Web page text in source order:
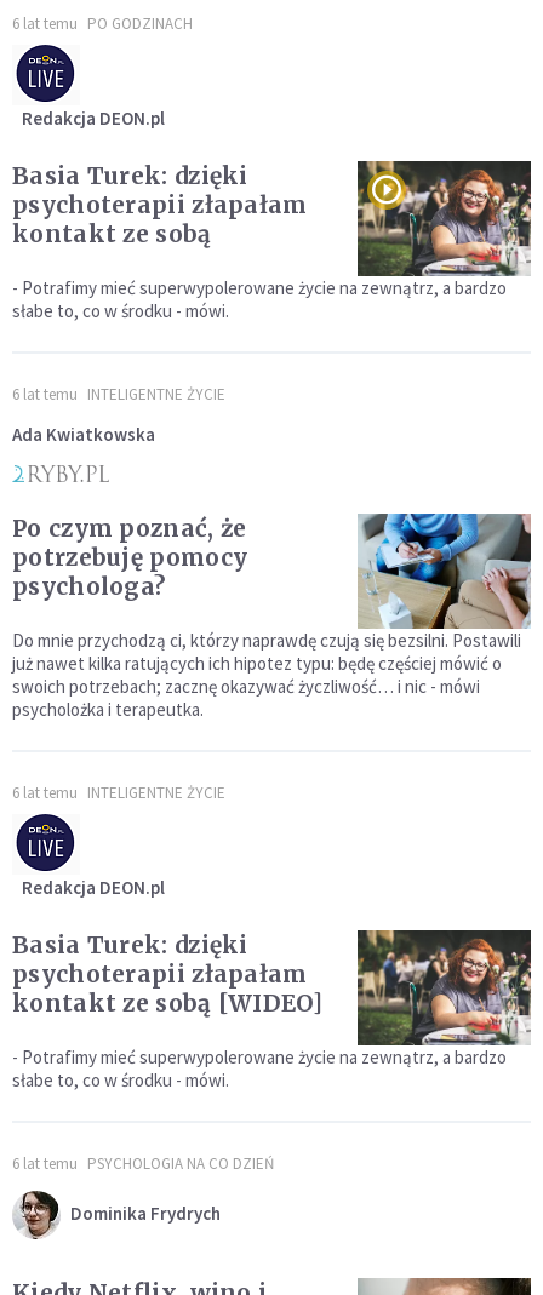
6 lat temu PO GODZINACH
Redakcja DEON.pl
Basia Turek: dzięki
psychoterapii złapałam
kontakt ze sobą
- Potrafimy mieć superwypolerowane życie na zewnątrz, a bardzo
słabe to, co w środku - mówi.
6 lat temu INTELIGENTNE ŻYCIE
Ada Kwiatkowska
Po czym poznać, że
potrzebuję pomocy
psychologa?
Do mnie przychodzą ci, którzy naprawdę czują się bezsilni. Postawili
już nawet kilka ratujących ich hipotez typu: będę częściej mówić o
swoich potrzebach; zacznę okazywać życzliwość… i nic - mówi
psycholożka i terapeutka.
6 lat temu INTELIGENTNE ŻYCIE
Redakcja DEON.pl
Basia Turek: dzięki
psychoterapii złapałam
kontakt ze sobą [WIDEO]
- Potrafimy mieć superwypolerowane życie na zewnątrz, a bardzo
słabe to, co w środku - mówi.
6 lat temu PSYCHOLOGIA NA CO DZIEŃ
Dominika Frydrych